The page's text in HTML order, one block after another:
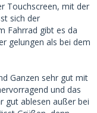
Touchscreen, mit der
sich der
Fahrrad gibt es da
gelungen als bei dem
Ganzen sehr gut mit
und das
gut ablesen außer bei